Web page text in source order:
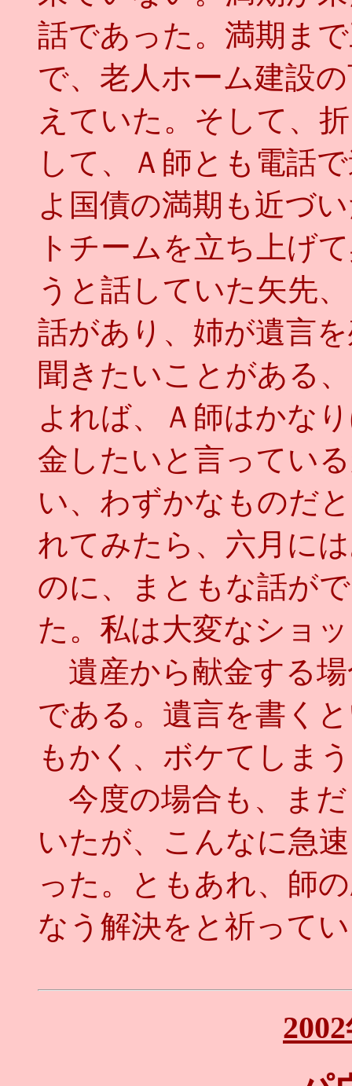
話であった。満期ま
で、老人ホーム建設
えていた。そして、
して、Ａ師とも電話
よ国債の満期も近づ
トチームを立ち上げ
うと話していた矢先
話があり、姉が遺言
聞きたいことがある
よれば、Ａ師はかな
金したいと言ってい
い、わずかなものだ
れてみたら、六月に
のに、まともな話が
た。私は大変なショ
遺産から献金する
である。遺言を書く
もかく、ボケてしま
今度の場合も、ま
いたが、こんなに急
った。ともあれ、師
なう解決をと祈って